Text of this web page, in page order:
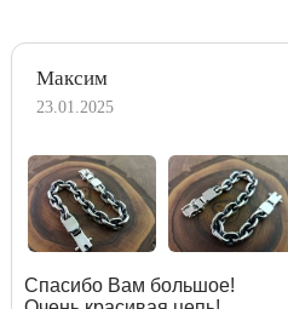
Максим
23.01.2025
Спасибо Вам большое!